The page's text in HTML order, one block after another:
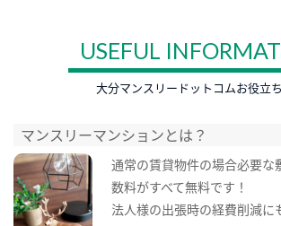
USEFUL
大分マンスリードットコムお役立
マンスリーマンションとは？
通常の賃貸物件の場合必要な
数料がすべて無料です！
法人様の出張時の経費削減に